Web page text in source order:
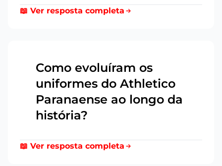
📖 Ver resposta completa
Como evoluíram os
uniformes do Athletico
Paranaense ao longo da
história?
📖 Ver resposta completa